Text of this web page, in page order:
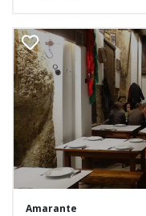
Amarante